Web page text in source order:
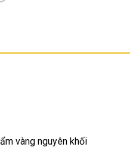
vàng nguyên khối